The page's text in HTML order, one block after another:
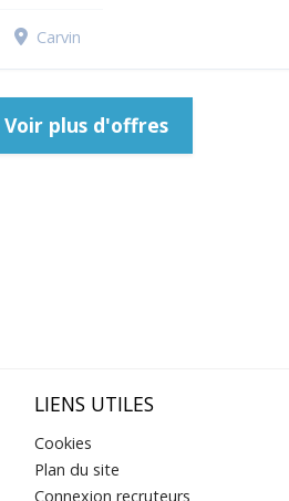
Carvin
Voir plus d'offres
LIENS UTILES
Cookies
Plan du site
Connexion recruteurs